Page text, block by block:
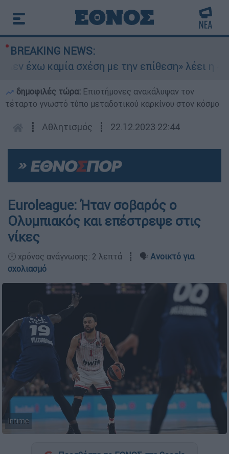
BREAKING NEWS:
έχω καμία σχέση με την επίθεση» λέει η
δημοφιλές τώρα: Επιστήμονες ανακάλυψαν τον
τέταρτο γνωστό τύπο μεταδοτικού καρκίνου στον κόσμο
┋ Αθλητισμός ┋ 22.12.2023 22:44
Euroleague: Ήταν σοβαρός ο
Ολυμπιακός και επέστρεψε στις
νίκες
🕛 χρόνος ανάγνωσης: 2 λεπτά ┋ 🗣️ Ανοικτό για
σχολιασμό
Intime